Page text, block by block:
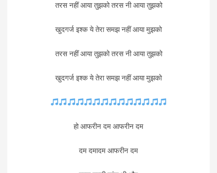
तरस नहीं आया तुझको तरस नी आया तुझको
खुदगर्ज इश्क ये तेरा समझ नहीं आया मुझको
तरस नहीं आया तुझको तरस नी आया तुझको
खुदगर्ज इश्क ये तेरा समझ नहीं आया मुझको
हो आफरीन दम आफरीन दम
दम दमादम आफरीन दम